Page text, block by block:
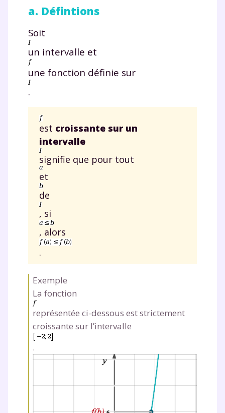
a. Défintions
Soit
un intervalle et
une fonction définie sur
.
est croissante sur un
intervalle
signifie que pour tout
et
de
, si
, alors
.
Exemple
La fonction
représentée ci-dessous est strictement
croissante sur l’intervalle
.